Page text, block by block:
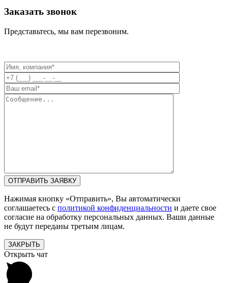
Заказать звонок
Представьтесь, мы вам перезвоним.
Нажимая кнопку «Отправить», Вы автоматически
соглашаетесь с политикой конфиденциальности и даете свое
согласие на обработку персональных данных. Ваши данные
не будут переданы третьим лицам.
ЗАКРЫТЬ
Открыть чат